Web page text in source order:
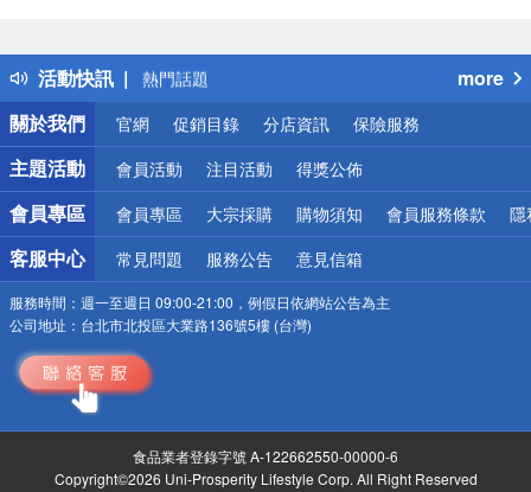
活動快訊
得獎公告
熱門話題
銀行優惠
偏遠地區配送
詐騙網頁！請小心！
more
關於我們
官網 促銷目錄 分店資訊 保險服務
主題活動 會員活動 注目活動 得獎公佈
會員專區 會員專區 大宗採購 購物須知 會員服務條款 隱
客服中心 常見問題 服務公告 意見信箱
服務時間： 週一至週日 09:00-21:00，例假日依網站公告為主
公司地址： 台北市北投區大業路136號5樓 (台灣)
食品業者登錄字號 A-122662550-00000-6
Copyright©2026 Uni-Prosperity Lifestyle Corp. All Right Reserved